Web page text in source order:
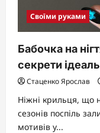
Своїми руками
Бабочка на
секрети
Стаценко Ярослав
Ніжні крильця, що
сезонів поспіль
мотивів у...